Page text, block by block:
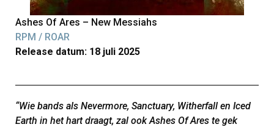
Ashes Of Ares – New Messiahs
RPM / ROAR
Release datum: 18 juli 2025
“Wie bands als Nevermore, Sanctuary, Witherfall en Iced
Earth in het hart draagt, zal ook Ashes Of Ares te gek